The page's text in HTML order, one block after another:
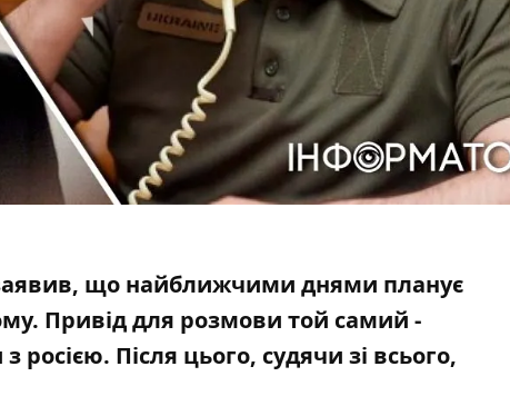
що найближчими днями планує
Привід для розмови той самий -
Після цього, судячи зі всього,